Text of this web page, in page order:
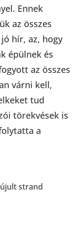
Ennek
az összes
hír, az, hogy
épülnek és
az összes
várni kell,
tud
törekvések is
a
strand